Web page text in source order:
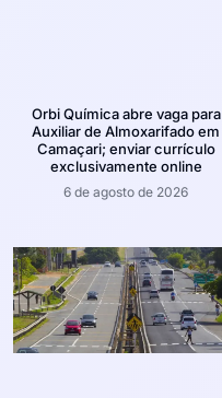
Orbi Química abre vaga para
Auxiliar de Almoxarifado em
Camaçari; enviar currículo
exclusivamente online
6 de agosto de 2026